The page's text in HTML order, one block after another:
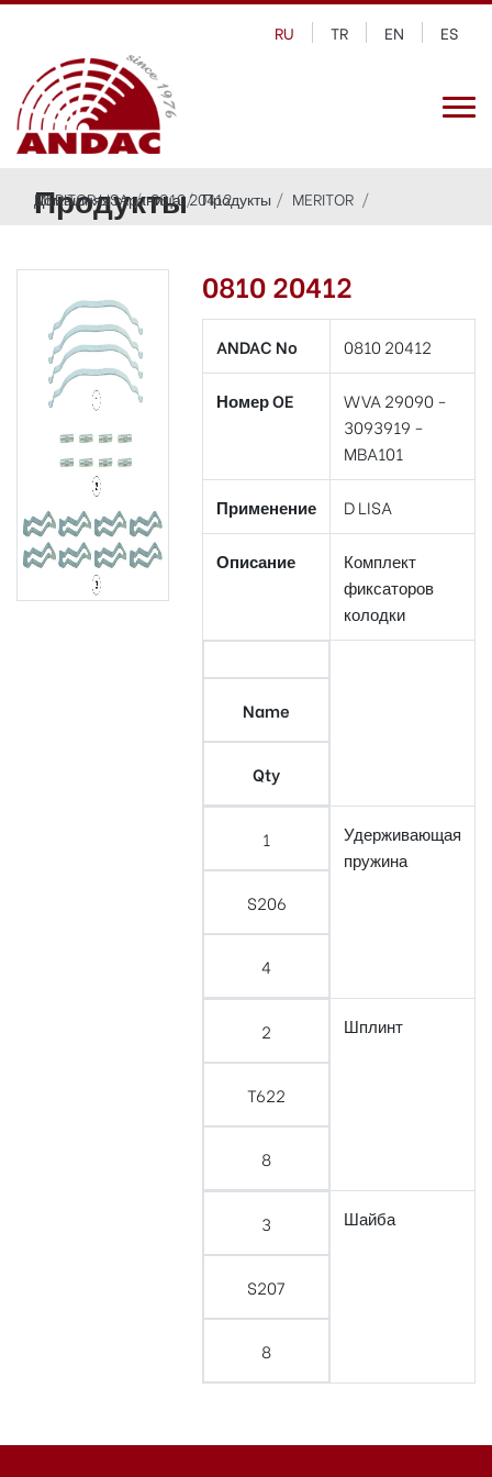
RU TR EN ES
Продукты
Домашняя страница Продукты MERITOR
MERITOR LISA 0810 20412
0810 20412
ANDAC No 0810 20412
Номер OE
WVA 29090 -
3093919 -
MBA101
Применение D LISA
Описание
Комплект
фиксаторов
колодки
Name
Qty
1
S206
4
Удерживающая
пружина
2
T622
8
Шплинт
3
S207
8
Шайба